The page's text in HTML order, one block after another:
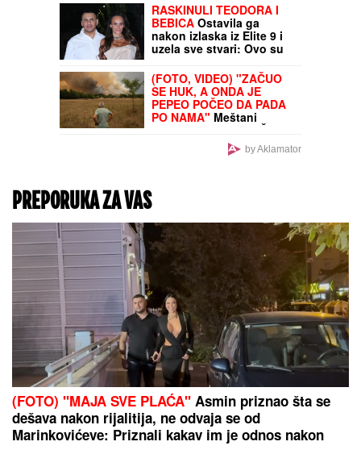
razvoda priznala:"To je
nešto najvrednije",
progovorila o
romantičnom gestu koji
sam uradio"
(FOTO, VIDEO) ORBAN
ŠETA GUČOM I PRIČA
SRPSKI!
Bivši mađarski
premijer grli ljude po
šetalištu: "On je čovek
legenda"